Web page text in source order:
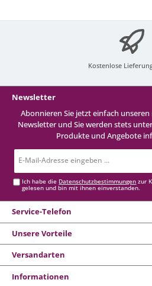
Kostenlose
Newsletter
Abonnieren Sie jetzt einfach
Newsletter und Sie werden stets
Produkte und Angebote
Mail-
Ich habe die Datenschutzbestimmungen zur
gelesen und bin mit ihnen einverstanden.
Service-Telefon
Unsere Vorteile
Versandarten
Informationen